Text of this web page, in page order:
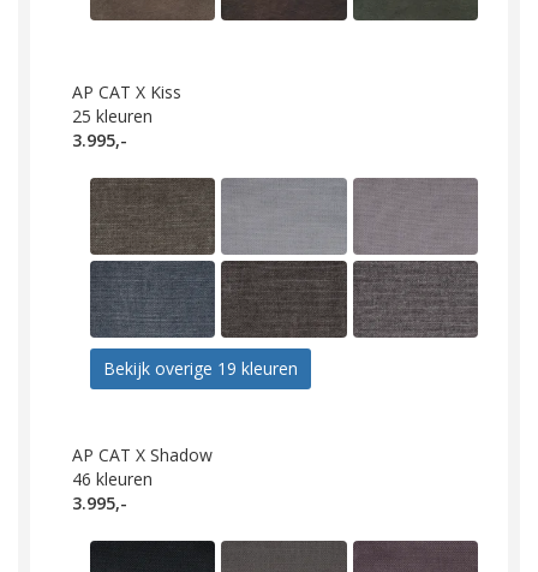
AP CAT X Kiss
25 kleuren
3.995,-
Bekijk overige 19 kleuren
AP CAT X Shadow
46 kleuren
3.995,-